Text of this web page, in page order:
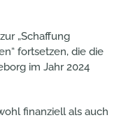
„Schaffung
fortsetzen, die die
im Jahr 2024
finanziell als auch